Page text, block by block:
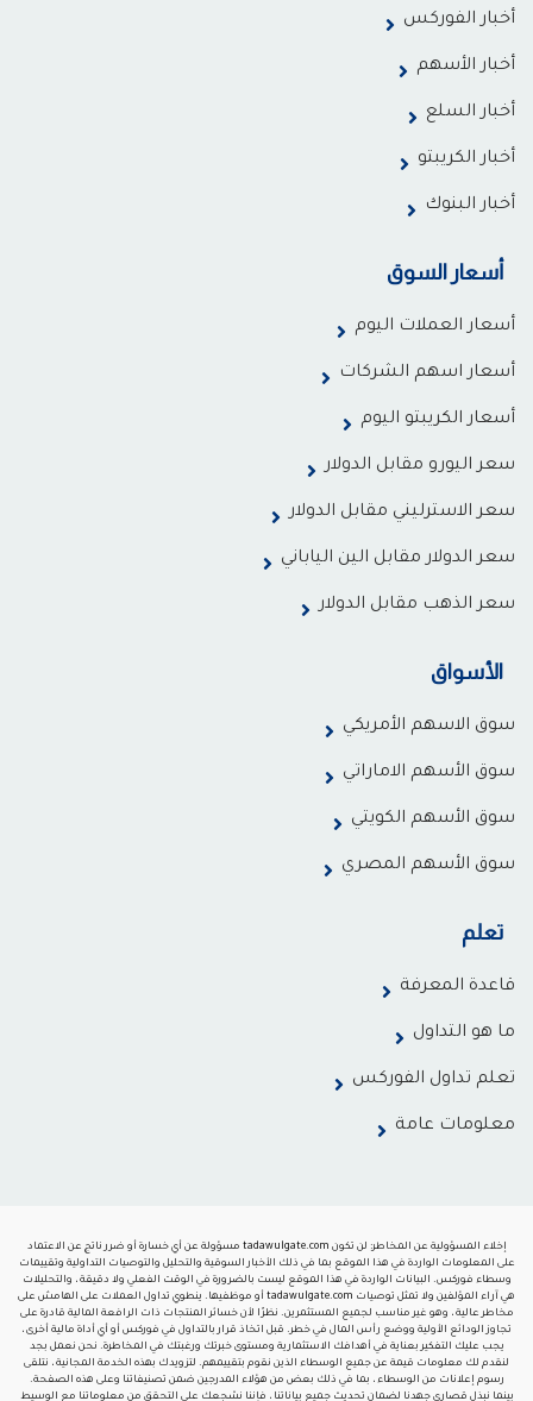
أخبار الفوركس
أخبار الأسهم
أخبار السلع
أخبار الكريبتو
أخبار البنوك
أسعار السوق
أسعار العملات اليوم
أسعار اسهم الشركات
أسعار الكريبتو اليوم
سعر اليورو مقابل الدولار
سعر الاسترليني مقابل الدولار
سعر الدولار مقابل الين الياباني
سعر الذهب مقابل الدولار
الأسواق
سوق الاسهم الأمريكي
سوق الأسهم الاماراتي
سوق الأسهم الكويتي
سوق الأسهم المصري
تعلم
قاعدة المعرفة
ما هو التداول
تعلم تداول الفوركس
معلومات عامة
إخلاء المسؤولية عن المخاطر: لن تكون tadawulgate.com مسؤولة عن أي خسارة أو ضرر ناتج عن الاعتماد
على المعلومات الواردة في هذا الموقع بما في ذلك الأخبار السوقية والتحليل والتوصيات التداولية وتقييمات
وسطاء فوركس. البيانات الواردة في هذا الموقع ليست بالضرورة في الوقت الفعلي ولا دقيقة ، والتحليلات
هي آراء المؤلفين ولا تمثل توصيات tadawulgate.com أو موظفيها. ينطوي تداول العملات على الهامش على
مخاطر عالية ، وهو غير مناسب لجميع المستثمرين. نظرًا لأن خسائر المنتجات ذات الرافعة المالية قادرة على
تجاوز الودائع الأولية ووضع رأس المال في خطر. قبل اتخاذ قرار بالتداول في فوركس أو أي أداة مالية أخرى ،
يجب عليك التفكير بعناية في أهدافك الاستثمارية ومستوى خبرتك ورغبتك في المخاطرة. نحن نعمل بجد
لنقدم لك معلومات قيمة عن جميع الوسطاء الذين نقوم بتقييمهم. لتزويدك بهذه الخدمة المجانية ، نتلقى
رسوم إعلانات من الوسطاء ، بما في ذلك بعض من هؤلاء المدرجين ضمن تصنيفاتنا وعلى هذه الصفحة.
بينما نبذل قصارى جهدنا لضمان تحديث جميع بياناتنا ، فإننا نشجعك على التحقق من معلوماتنا مع الوسيط